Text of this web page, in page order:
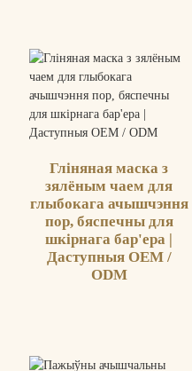
Гліняная маска з
зялёным чаем для
глыбокага ачышчэння
пор, бяспечны для
шкірнага бар'ера |
Даступныя OEM /
ODM